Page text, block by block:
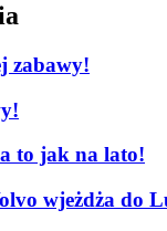
zabawy!
to jak na lato!
wjeżdża do